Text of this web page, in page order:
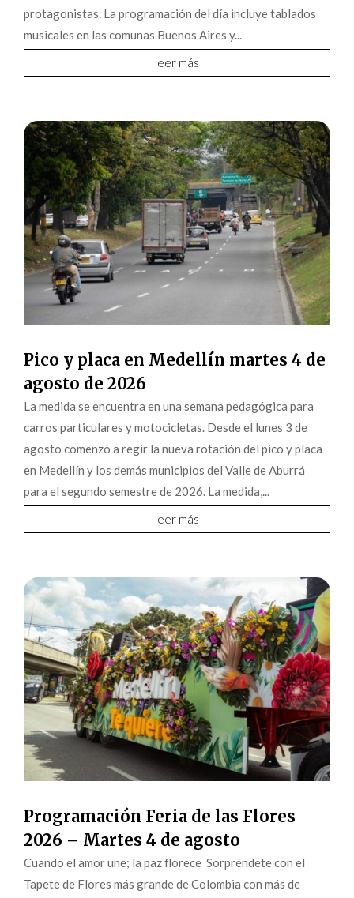
protagonistas. La programación del día incluye tablados
musicales en las comunas Buenos Aires y...
leer más
Pico y placa en Medellín martes 4 de
agosto de 2026
La medida se encuentra en una semana pedagógica para
carros particulares y motocicletas. Desde el lunes 3 de
agosto comenzó a regir la nueva rotación del pico y placa
en Medellín y los demás municipios del Valle de Aburrá
para el segundo semestre de 2026. La medida,...
leer más
Programación Feria de las Flores
2026 – Martes 4 de agosto
Cuando el amor une; la paz florece Sorpréndete con el
Tapete de Flores más grande de Colombia con más de